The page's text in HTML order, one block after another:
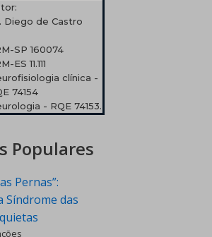
Diego de Castro
SP 160074
ES 11.111
clínica -
74154
- RQE 74153.
Populares
Pernas”:
Síndrome das